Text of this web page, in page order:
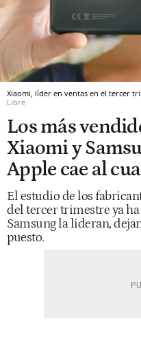
Xiaomi, líder en ventas en el tercer
Libre
Los más
Xiaomi y
Apple cae al
El estudio de los
del tercer trimestre ya
Samsung la lideran,
puesto.